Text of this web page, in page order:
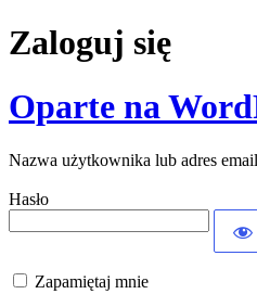
Zaloguj się
Oparte na
Nazwa użytkownika lub adres email
Hasło
Zapamiętaj mnie